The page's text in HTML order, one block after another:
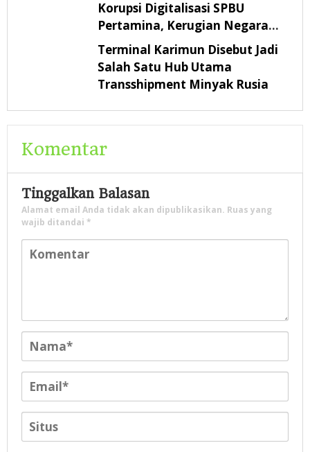
Korupsi Digitalisasi SPBU
Pertamina, Kerugian Negara
Rp322,18 Miliar
Terminal Karimun Disebut Jadi
Salah Satu Hub Utama
Transshipment Minyak Rusia
Komentar
Tinggalkan Balasan
Alamat email Anda tidak akan dipublikasikan. Ruas yang
wajib ditandai *